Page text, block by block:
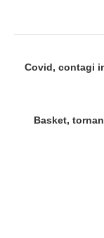
Covid, contagi
Basket,